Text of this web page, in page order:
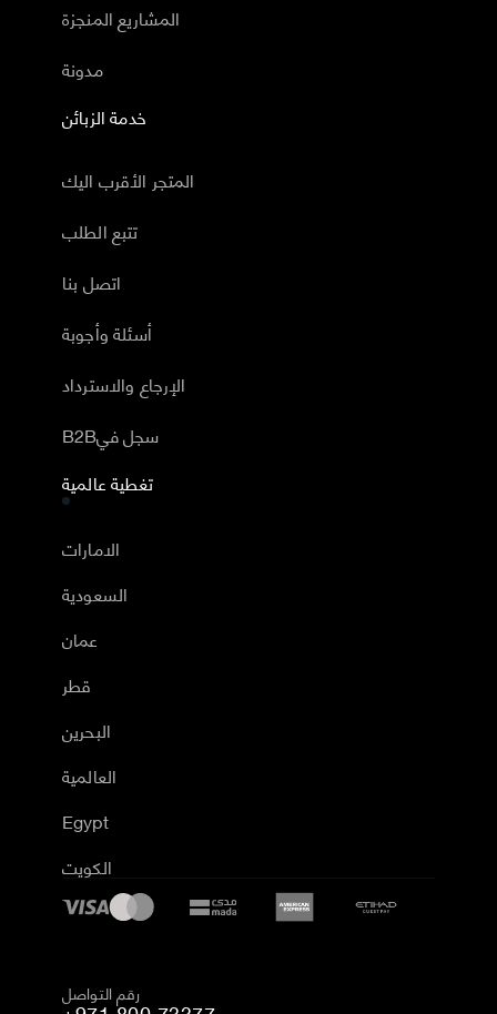
المشاريع المنجزة
مدونة
خدمة الزبائن
المتجر الأقرب اليك
تتبع الطلب
اتصل بنا
أسئلة وأجوبة
الإرجاع والاسترداد
B2Bسجل في
تغطية عالمية
الامارات
السعودية
عمان
قطر
البحرين
العالمية
Egypt
الكويت
رقم التواصل